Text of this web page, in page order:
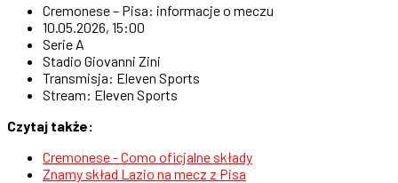
Cremonese – Pisa: informacje o meczu
10.05.2026, 15:00
Serie A
Stadio Giovanni Zini
Transmisja: Eleven Sports
Stream: Eleven Sports
Czytaj także:
Cremonese - Como oficjalne składy
Znamy skład Lazio na mecz z Pisa